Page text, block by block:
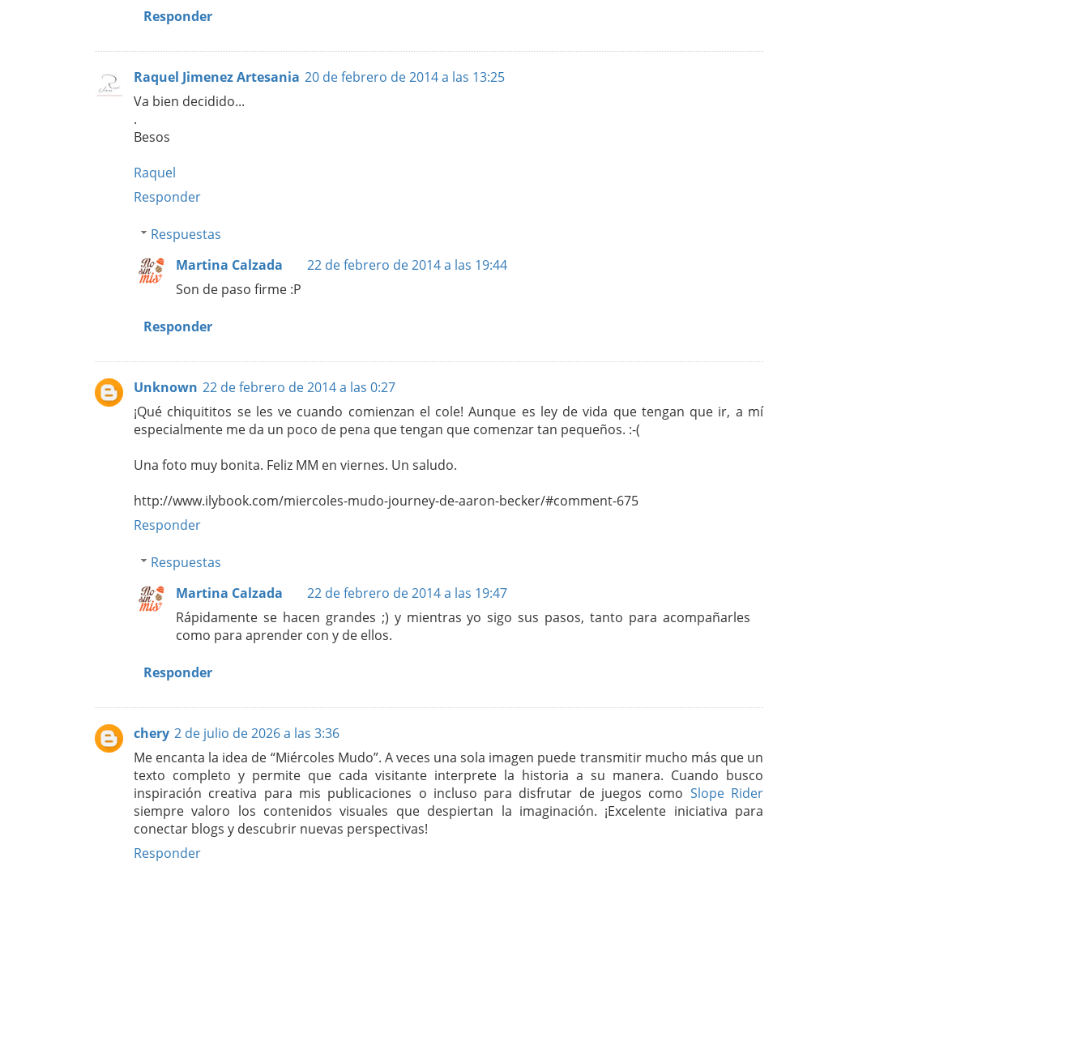
Responder
Raquel Jimenez Artesania 20 de febrero de 2014 a las 13:25
Va bien decidido...
.
Besos
Raquel
Responder
Respuestas
Martina Calzada
22 de febrero de 2014 a las 19:44
Son de paso firme :P
Responder
Unknown 22 de febrero de 2014 a las 0:27
¡Qué chiquititos se les ve cuando comienzan el cole! Aunque es ley de vida que tengan que ir, a mí
especialmente me da un poco de pena que tengan que comenzar tan pequeños. :-(
Una foto muy bonita. Feliz MM en viernes. Un saludo.
http://www.ilybook.com/miercoles-mudo-journey-de-aaron-becker/#comment-675
Responder
Respuestas
Martina Calzada
22 de febrero de 2014 a las 19:47
Rápidamente se hacen grandes ;) y mientras yo sigo sus pasos, tanto para acompañarles
como para aprender con y de ellos.
Responder
chery 2 de julio de 2026 a las 3:36
Me encanta la idea de “Miércoles Mudo”. A veces una sola imagen puede transmitir mucho más que un
texto completo y permite que cada visitante interprete la historia a su manera. Cuando busco
inspiración creativa para mis publicaciones o incluso para disfrutar de juegos como Slope Rider
siempre valoro los contenidos visuales que despiertan la imaginación. ¡Excelente iniciativa para
conectar blogs y descubrir nuevas perspectivas!
Responder